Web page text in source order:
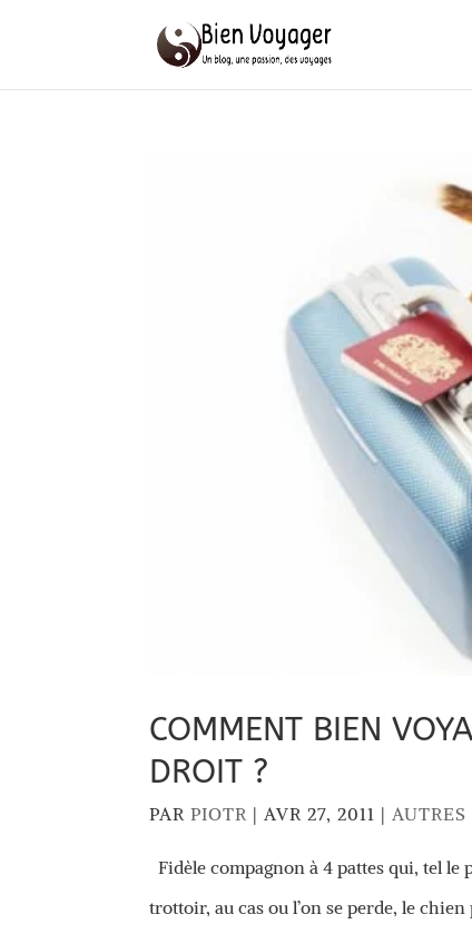
COMMENT BIEN
DROIT ?
PARPIOTR |AVR 27, 2011 |AUTRES
Fidèle compagnon à 4 pattes qui, tel le
trottoir, au cas ou l’on se perde, le